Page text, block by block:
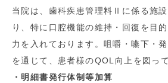
当院は、歯科疾患管理料Ⅱに係る施
り、特に口腔機能の維持・回復を目
力を入れております。咀嚼・嚥下・
を通じて、患者様のQOL向上を図っ
・明細書発行体制等加算